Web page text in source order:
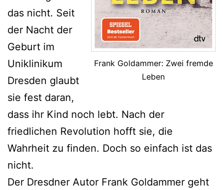
Frank Goldammer: Zwei fremde
Leben
das nicht. Seit
der Nacht der
Geburt im
Uniklinikum
Dresden glaubt
sie fest daran,
dass ihr Kind noch lebt. Nach der
friedlichen Revolution hofft sie, die
Wahrheit zu finden. Doch so einfach ist das
nicht.
Der Dresdner Autor Frank Goldammer geht